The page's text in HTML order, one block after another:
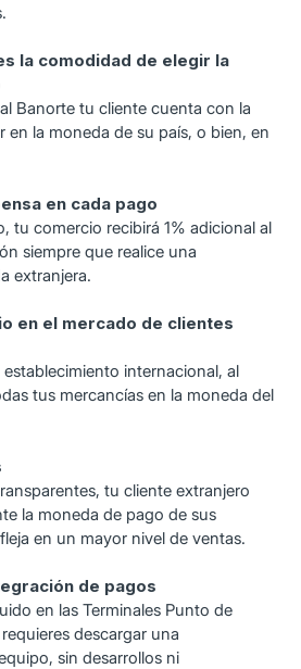
la comodidad de elegir la
Banorte tu cliente cuenta con la
en la moneda de su país, o bien, en
en cada pago
tu comercio recibirá 1% adicional al
siempre que realice una
extranjera.
en el mercado de clientes
internacional, al
tus mercancías en la moneda del
tu cliente extranjero
la moneda de pago de sus
en un mayor nivel de ventas.
de pagos
en las Terminales Punto de
descargar una
sin desarrollos ni